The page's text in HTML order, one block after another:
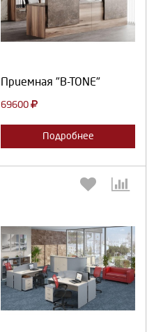
Приемная "B-TONE"
69600
Подробнее
Выберите количество: